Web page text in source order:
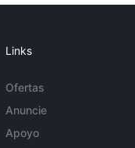
Links
Ofertas
Anuncie
Apoyo